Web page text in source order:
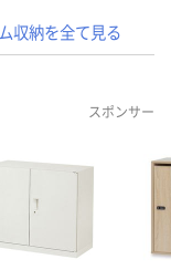
収納を全て見る
スポンサー